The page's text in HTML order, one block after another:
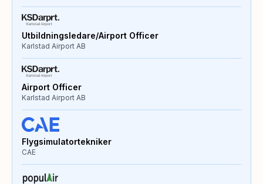
Utbildningsledare/Airport Officer
Karlstad Airport AB
Airport Officer
Karlstad Airport AB
Flygsimulatortekniker
CAE